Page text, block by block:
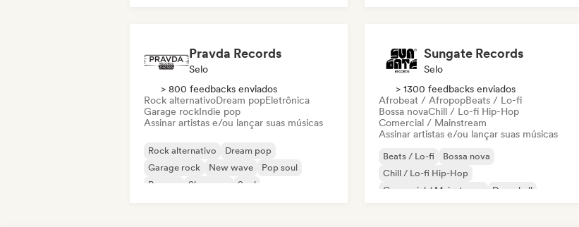
Pravda Records
Selo
> 800 feedbacks enviados
Rock alternativoDream popEletrônica
Garage rockIndie pop
Assinar artistas e/ou lançar suas músicas
Rock alternativo
Dream pop
Garage rock
New wave
Pop soul
Reggae
Shoegaze Soul
Sungate Records
Selo
> 1300 feedbacks enviados
Afrobeat / AfropopBeats / Lo-fi
Bossa novaChill / Lo-fi Hip-Hop
Comercial / Mainstream
Assinar artistas e/ou lançar suas músicas
Beats / Lo-fi
Bossa nova
Chill / Lo-fi Hip-Hop
Comercial / Mainstream
Dancehall